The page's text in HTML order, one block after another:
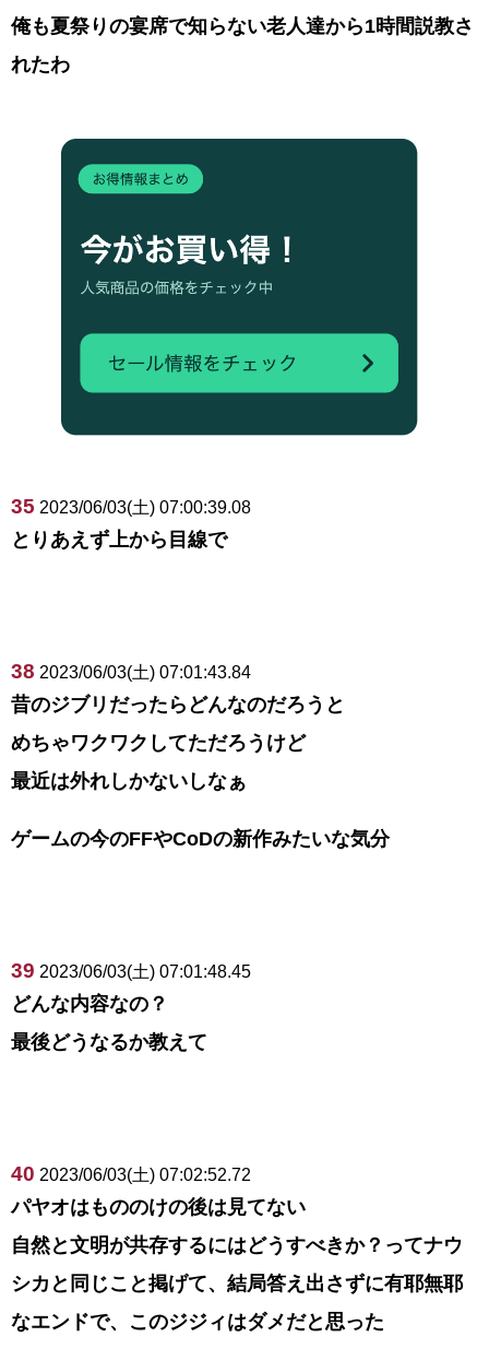
俺も夏祭りの宴席で知らない老人達から1時間説教さ
れたわ
35 2023/06/03(土) 07:00:39.08
とりあえず上から目線で
38 2023/06/03(土) 07:01:43.84
昔のジブリだったらどんなのだろうと
めちゃワクワクしてただろうけど
最近は外れしかないしなぁ
ゲームの今のFFやCoDの新作みたいな気分
39 2023/06/03(土) 07:01:48.45
どんな内容なの？
最後どうなるか教えて
40 2023/06/03(土) 07:02:52.72
パヤオはもののけの後は見てない
自然と文明が共存するにはどうすべきか？ってナウ
シカと同じこと掲げて、結局答え出さずに有耶無耶
なエンドで、このジジィはダメだと思った